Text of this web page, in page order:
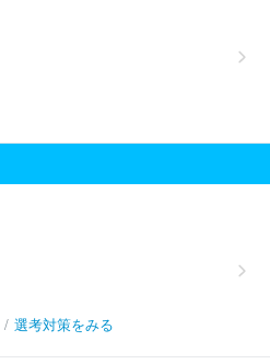
/ 選考対策をみる